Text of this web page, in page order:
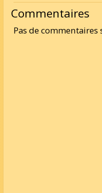
Commentaires
Pas de commentaires